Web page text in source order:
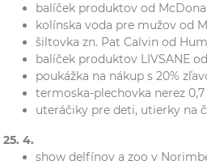
balíček produktov od
kolínska voda pre mužov od
šiltovka zn. Pat Calvin od
balíček produktov LIVSANE
poukážka na nákup s 20%
termoska-plechovka nerez
uteráčiky pre deti, utierky na
25. 4.
show delfínov a zoo v